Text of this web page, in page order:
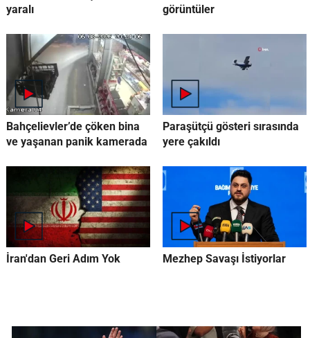
yaralı
görüntüler
Bahçelievler’de çöken bina
ve yaşanan panik kamerada
Paraşütçü gösteri sırasında
yere çakıldı
İran'dan Geri Adım Yok Mezhep Savaşı İstiyorlar